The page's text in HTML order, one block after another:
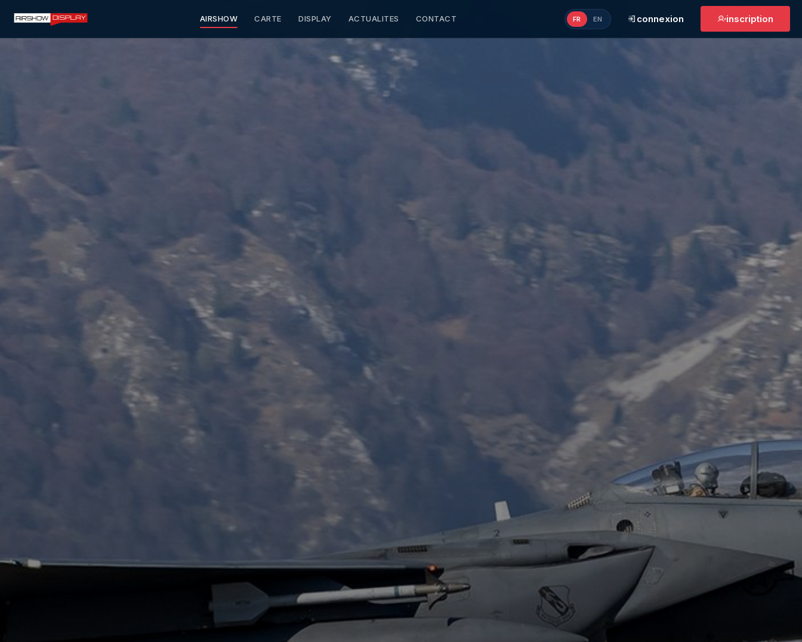
AIRSHOW CARTE DISPLAY ACTUALITES CONTACT FR EN connexion inscription